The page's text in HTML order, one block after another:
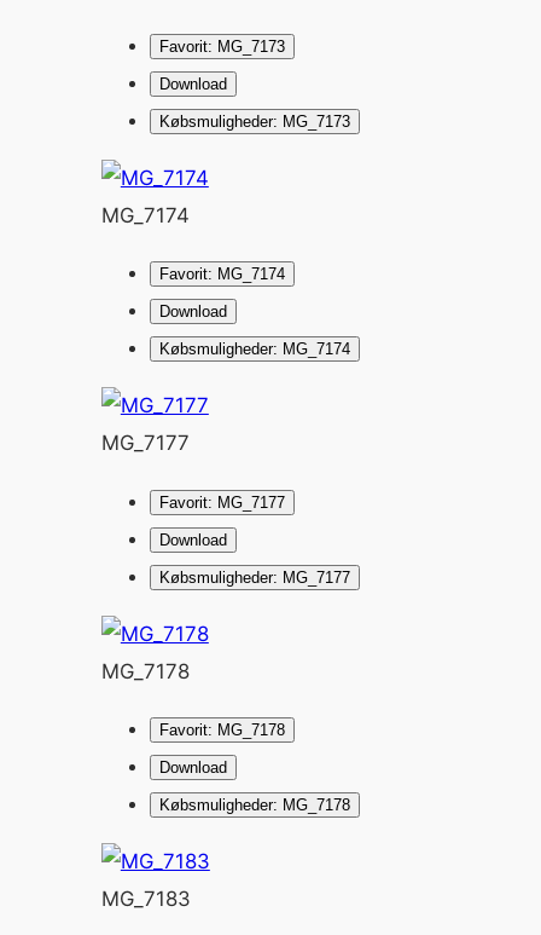
Favorit: MG_7173
Download
Købsmuligheder: MG_7173
MG_7174
Favorit: MG_7174
Download
Købsmuligheder: MG_7174
MG_7177
Favorit: MG_7177
Download
Købsmuligheder: MG_7177
MG_7178
Favorit: MG_7178
Download
Købsmuligheder: MG_7178
MG_7183